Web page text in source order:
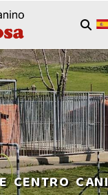
CENTRO